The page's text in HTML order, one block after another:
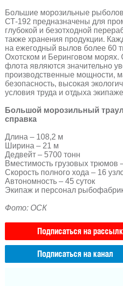
Большие морозильные
СТ-192 предназначены для
глубокой и безотходной
также хранения продукции.
на ежегодный вылов более 60
Охотском и Беринговом морях.
флота являются значительно
производственные мощности,
безопасность, высокая
условия труда и отдыха
Большой морозильный
справка
Длина – 108,2 м
Ширина – 21 м
Дедвейт – 5700 тонн
Вместимость грузовых трюмов
Скорость полного хода – 16
Автономность – 45 суток
Экипаж и персонал
Фото: ОСК
Подписаться на
Подписаться на канал